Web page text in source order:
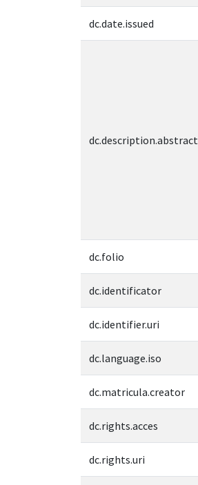
dc.date.issued
dc.description.abstract
dc.folio
dc.identificator
dc.identifier.uri
dc.language.iso
dc.matricula.creator
dc.rights.acces
dc.rights.uri